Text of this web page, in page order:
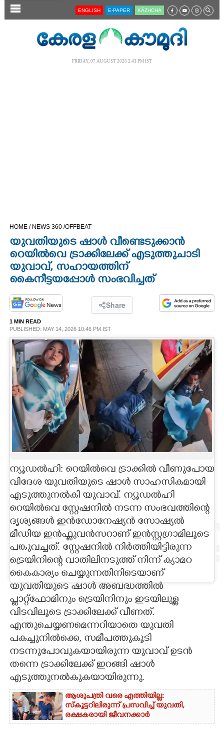
SECTIONS
OPINION
LIFESTYLE
SPIRITUAL
INFO+
ART
ASTRO
CARTOONS
LITERATURE
ZOOM
CONTACT US
ENGLISH E-PAPER KĀZHCHA
FRIDAY, 07 AUGUST 2026 2.43 PM IST
HOME / NEWS 360 /OFFBEAT
യുവതിയുടെ ഷാൾ വീണ്ടെടുക്കാൻ
റെയിൽവെ ട്രാക്കിലേക്ക് എടുത്തുചാടി
യുവാവ്, സഹായത്തിന്
കൈനീട്ടയപ്പോൾ സംഭവിച്ചത്
Share
1 MIN READ
PUBLISHED: MAY 14, 2026 10:46 PM IST
ന്യൂഡൽഹി: റെയിൽവെ ട്രാക്കിൽ വീണുപോയ
വിദേശ യുവതിയുടെ ഷാൾ സാഹസികമായി
എടുത്തുനൽകി യുവാവ്. ന്യൂഡൽഹി
റെയിൽവെ സ്റ്റേഷനിൽ നടന്ന സംഭവത്തിന്റെ
ദൃശ്യങ്ങൾ ഇൻഡോനേഷ്യൻ സോഷ്യൽ
മീഡിയ ഇൻഫ്ളുവൻസറാണ് ഇൻസ്റ്റഗ്രാമിലൂടെ
പങ്കുവച്ചത്. സ്റ്റേഷനിൽ നിർത്തിയിട്ടിരുന്ന
ട്രെയിനിന്റെ വാതിലിനടുത്ത് നിന്ന് ക്യാമറ
കൈകാര്യം ചെയ്യുന്നതിനിടെയാണ്
യുവതിയുടെ ഷാൾ അബദ്ധത്തിൽ
പ്ലാറ്റ്‌ഫോമിനും ട്രെയിനിനും ഇടയിലുള്ള
വിടവിലൂടെ ട്രാക്കിലേക്ക് വീണത്.
എന്തുചെയ്യണമെന്നറിയാതെ യുവതി
പകച്ചുനിൽക്കെ, സമീപത്തുകൂടി
നടന്നുപോവുകയായിരുന്ന യുവാവ് ഉടൻ
തന്നെ ട്രാക്കിലേക്ക് ഇറങ്ങി ഷാൾ
എടുത്തുനൽകുകയായിരുന്നു.
ആശുപത്രി വരെ എത്തിയില്ല:
സ്കൂട്ടറിലിരുന്ന് പ്രസവിച്ച് യുവതി,
രക്ഷകരായി ജീവനക്കാർ